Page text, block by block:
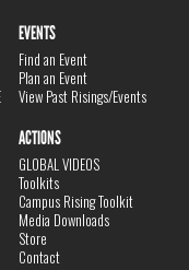
EVENTS
Find an Event
Plan an Event
View Past Risings/Events
ACTIONS
GLOBAL VIDEOS
Toolkits
Campus Rising Toolkit
Media Downloads
Store
Contact